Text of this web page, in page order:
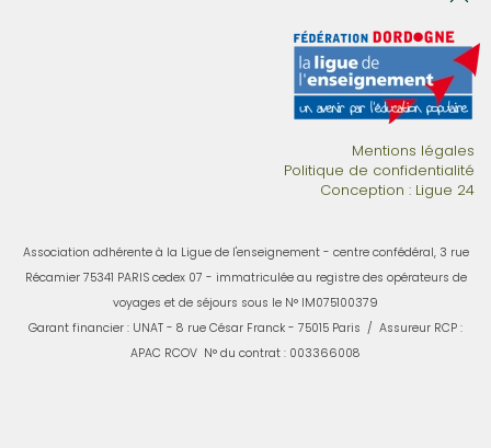
Mentions légales
Politique de confidentialité
Conception : Ligue 24
Association adhérente à la Ligue de l'enseignement - centre confédéral, 3 rue
Récamier 75341 PARIS cedex 07 - immatriculée au registre des opérateurs de
voyages et de séjours sous le N° IM075100379
Garant financier : UNAT - 8 rue César Franck - 75015 Paris / Assureur RCP :
APAC RCOV N° du contrat : 003366008